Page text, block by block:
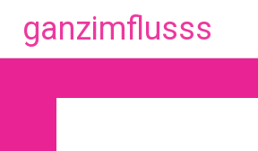
ganzimflusss